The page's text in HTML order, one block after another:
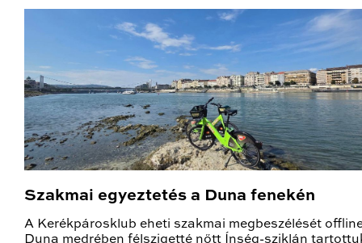
Szakmai egyeztetés a Duna fenekén
A Kerékpárosklub eheti szakmai megbeszélését
Duna medrében félszigetté nőtt Ínség-sziklán